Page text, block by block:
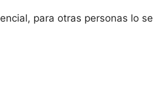
para otras personas lo